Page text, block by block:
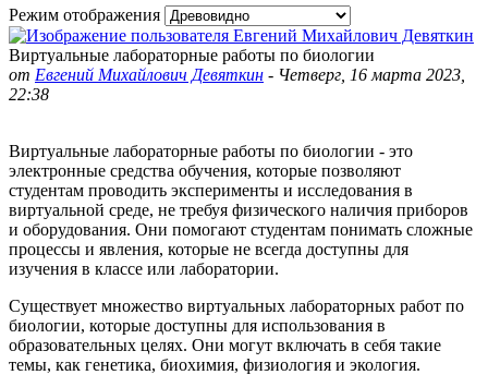
Режим отображения
Виртуальные лабораторные работы по биологии
от Евгений Михайлович Девяткин - Четверг, 16 марта 2023,
22:38
Виртуальные лабораторные работы по биологии - это
электронные средства обучения, которые позволяют
студентам проводить эксперименты и исследования в
виртуальной среде, не требуя физического наличия приборов
и оборудования. Они помогают студентам понимать сложные
процессы и явления, которые не всегда доступны для
изучения в классе или лаборатории.
Существует множество виртуальных лабораторных работ по
биологии, которые доступны для использования в
образовательных целях. Они могут включать в себя такие
темы, как генетика, биохимия, физиология и экология.